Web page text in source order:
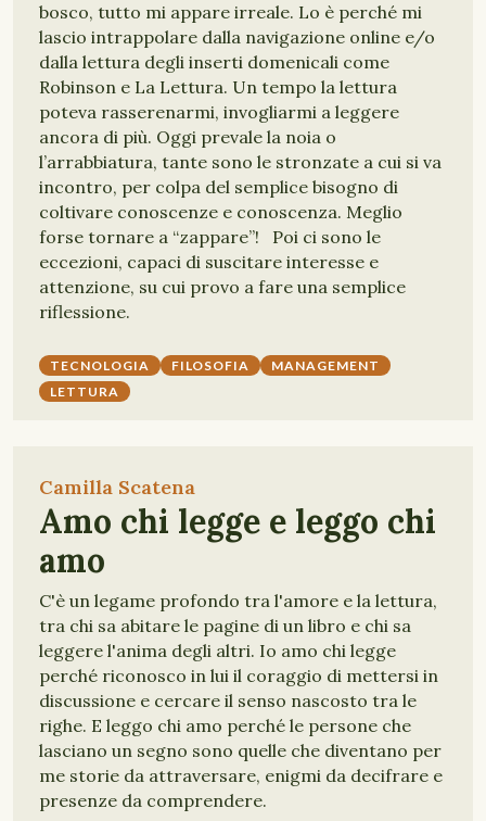
bosco, tutto mi appare irreale. Lo è perché mi
lascio intrappolare dalla navigazione online e/o
dalla lettura degli inserti domenicali come
Robinson e La Lettura. Un tempo la lettura
poteva rasserenarmi, invogliarmi a leggere
ancora di più. Oggi prevale la noia o
l’arrabbiatura, tante sono le stronzate a cui si va
incontro, per colpa del semplice bisogno di
coltivare conoscenze e conoscenza. Meglio
forse tornare a “zappare”! Poi ci sono le
eccezioni, capaci di suscitare interesse e
attenzione, su cui provo a fare una semplice
riflessione.
TECNOLOGIA FILOSOFIA
MANAGEMENT
LETTURA
Camilla Scatena
Amo chi legge e leggo chi
amo
C'è un legame profondo tra l'amore e la lettura,
tra chi sa abitare le pagine di un libro e chi sa
leggere l'anima degli altri. Io amo chi legge
perché riconosco in lui il coraggio di mettersi in
discussione e cercare il senso nascosto tra le
righe. E leggo chi amo perché le persone che
lasciano un segno sono quelle che diventano per
me storie da attraversare, enigmi da decifrare e
presenze da comprendere.